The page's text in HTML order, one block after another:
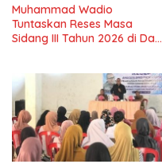
Muhammad Wadio
Tuntaskan Reses Masa
Sidang III Tahun 2026 di Dapil